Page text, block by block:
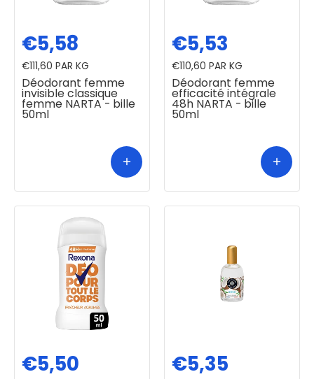
Déodorant femme
invisible classique
femme NARTA - bille
50ml
€5,58
€111,60 PAR KG
Déodorant femme
efficacité intégrale
48h NARTA - bille
50ml
€5,53
€110,60 PAR KG
€5,50 €5,35